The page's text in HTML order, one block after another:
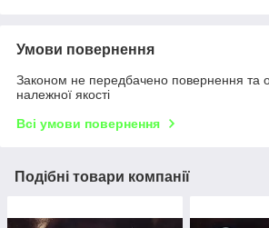
Умови повернення
Законом не передбачено повернення та
належної якості
Всі умови повернення
Подібні товари компанії